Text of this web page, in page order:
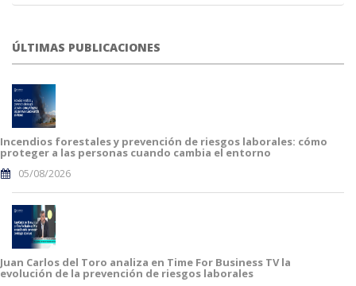
ÚLTIMAS PUBLICACIONES
Incendios forestales y prevención de riesgos laborales: cómo
proteger a las personas cuando cambia el entorno
05/08/2026
Juan Carlos del Toro analiza en Time For Business TV la
evolución de la prevención de riesgos laborales